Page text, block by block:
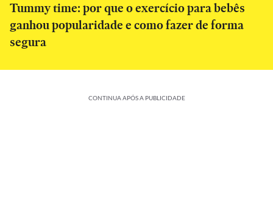
Tummy time: por que o exercício para bebês
ganhou popularidade e como fazer de forma
segura
CONTINUA APÓS A PUBLICIDADE